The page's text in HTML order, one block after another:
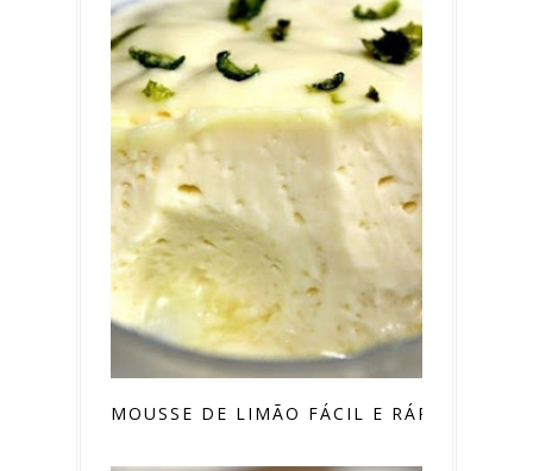
MOUSSE DE LIMÃO FÁCIL E RÁPIDA